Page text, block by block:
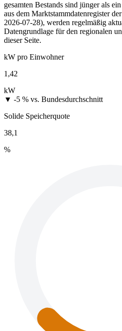
gesamten Bestands sind jünger als
aus dem Marktstammdatenregister
2026-07-28), werden regelmäßig
Datengrundlage für den regionalen
dieser Seite.
kW pro Einwohner
1,42
kW
▼ -5 % vs. Bundesdurchschnitt
Solide Speicherquote
38,1
%